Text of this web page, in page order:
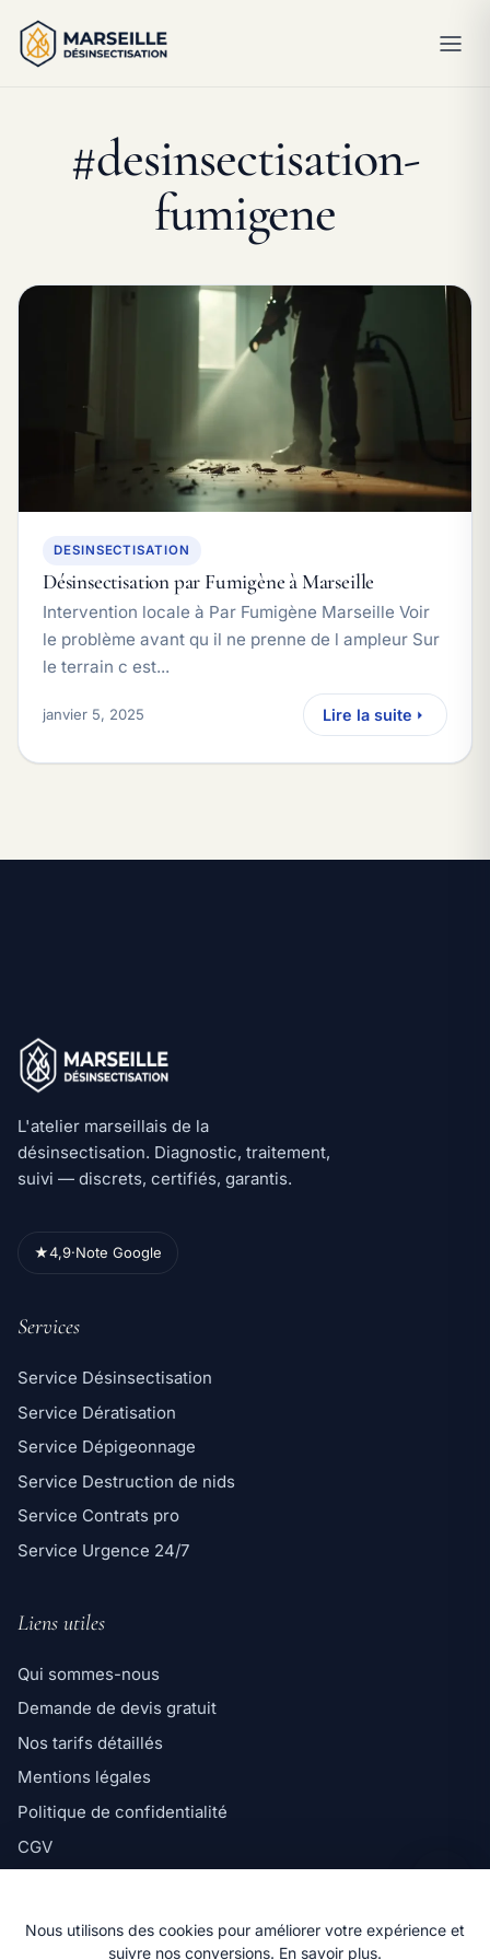
#desinsectisation-
fumigene
DESINSECTISATION
Désinsectisation par Fumigène à Marseille
Intervention locale à Par Fumigène Marseille Voir
le problème avant qu il ne prenne de l ampleur Sur
le terrain c est...
janvier 5, 2025 Lire la suite
L'atelier marseillais de la
désinsectisation. Diagnostic, traitement,
suivi — discrets, certifiés, garantis.
★4,9·Note Google
Services
Service Désinsectisation
Service Dératisation
Service Dépigeonnage
Service Destruction de nids
Service Contrats pro
Service Urgence 24/7
Liens utiles
Qui sommes-nous
Demande de devis gratuit
Nos tarifs détaillés
Mentions légales
Politique de confidentialité
CGV
Nous utilisons des cookies pour améliorer votre expérience et
suivre nos conversions. En savoir plus.